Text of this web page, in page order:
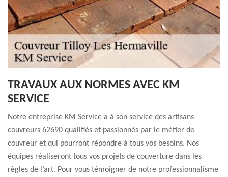
TRAVAUX AUX NORMES AVEC KM
SERVICE
Notre entreprise KM Service a à son service des artisans
couvreurs 62690 qualifiés et passionnés par le métier de
couvreur et qui pourront répondre à tous vos besoins. Nos
équipes réaliseront tous vos projets de couverture dans les
règles de l’art. Pour vous témoigner de notre professionnalisme